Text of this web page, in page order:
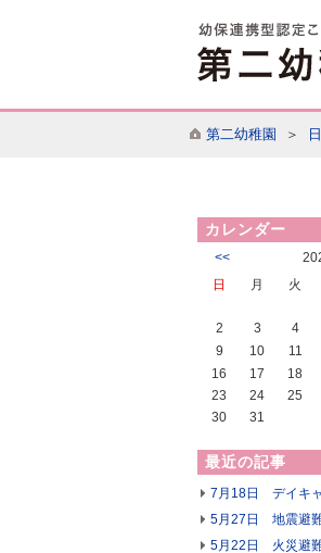
第二幼稚園 ＞
カレンダー
<<
日 月 火
2
3 4
9
10 11
16
17 18
23
24 25
30
31
最近の記事
7月18日 デイキ
5月27日 地震避
5月22日 火災避